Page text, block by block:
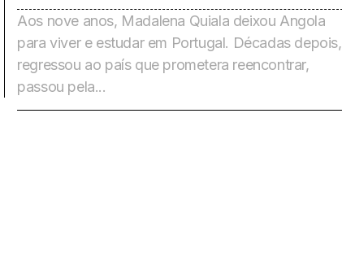
Aos nove anos, Madalena Quiala deixou Angola
para viver e estudar em Portugal. Décadas depois,
regressou ao país que prometera reencontrar,
passou pela...